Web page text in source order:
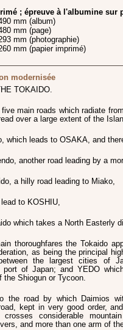
; épreuve à l'albumine sur
mm (album)
mm (page)
mm (photographie)
mm (papier imprimé)
modernisée
TOKAIDO.
main roads which radiate
over a large extent of the
which leads to OSAKA, and
another road leading by a
a hilly road leading to Miako,
to KOSHIU,
which takes a North Easterly
thoroughfares the Tokaido
as being the principal
the largest cities of
port of Japan; and YEDO
the Shiogun or Tycoon.
the road by which Daimios
kept in very good order,
crosses considerable
and more than one arm of